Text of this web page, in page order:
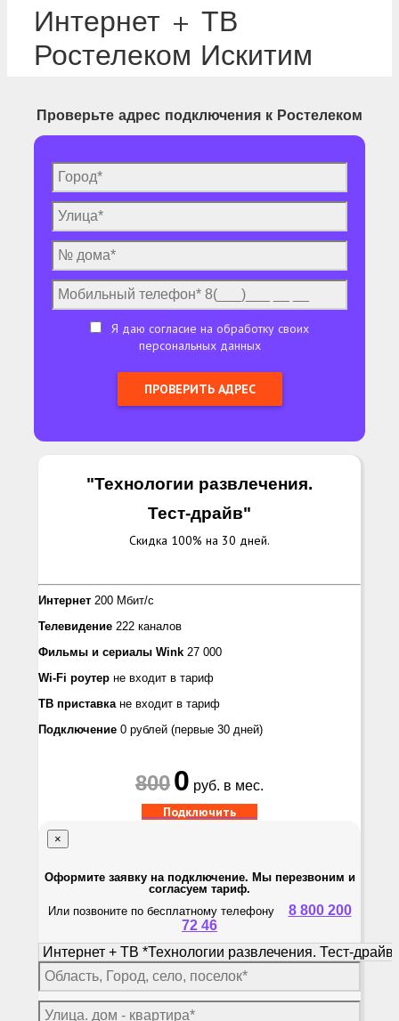
Интернет + ТВ
Ростелеком Искитим
Проверьте адрес подключения к Ростелеком
Я даю согласие на обработку своих
персональных данных
"Технологии развлечения.
Тест-драйв"
Скидка 100% на 30 дней.
Интернет 200 Мбит/с
Телевидение 222 каналов
Фильмы и сериалы Wink 27 000
Wi-Fi роутер не входит в тариф
ТВ приставкане входит в тариф
Подключение 0 рублей (первые 30 дней)
8000 руб. в мес.
Подключить
×
Оформите заявку на подключение. Мы перезвоним и
согласуем тариф.
Или позвоните по бесплатному телефону 8 800 200
72 46